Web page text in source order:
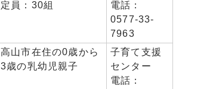
定員：30組
電話：
0577-33-
7963
高山市在住の0歳から
3歳の乳幼児親子
子育て支援
センター
電話：